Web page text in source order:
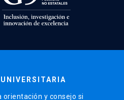
orientación y consejo si